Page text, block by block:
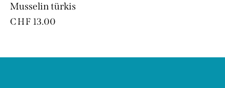
Musselin türkis
CHF 13.00